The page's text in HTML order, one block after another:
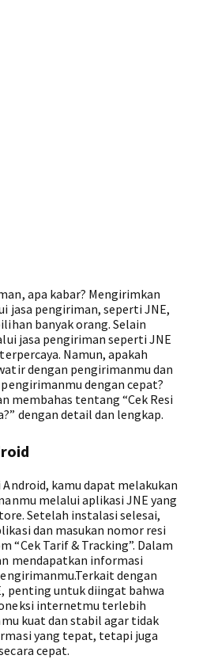
apa kabar? Mengirimkan
jasa pengiriman, seperti JNE,
banyak orang. Selain
jasa pengiriman seperti JNE
Namun, apakah
dengan pengirimanmu dan
dengan cepat?
membahas tentang “Cek Resi
dengan detail dan lengkap.
kamu dapat melakukan
melalui aplikasi JNE yang
Setelah instalasi selesai,
dan masukan nomor resi
“Cek Tarif & Tracking”. Dalam
mendapatkan informasi
dengan
penting untuk diingat bahwa
internetmu terlebih
kuat dan stabil agar tidak
yang tepat, tetapi juga
cepat.